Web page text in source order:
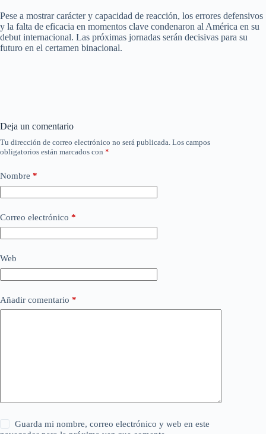
Pese a mostrar carácter y capacidad de reacción, los errores defensivos
y la falta de eficacia en momentos clave condenaron al América en su
debut internacional. Las próximas jornadas serán decisivas para su
futuro en el certamen binacional.
Deja un comentario
Tu dirección de correo electrónico no será publicada. Los campos
obligatorios están marcados con *
Nombre *
Correo electrónico *
Web
Añadir comentario *
Guarda mi nombre, correo electrónico y web en este